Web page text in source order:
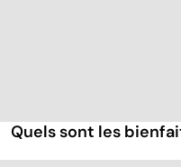
Quels sont les